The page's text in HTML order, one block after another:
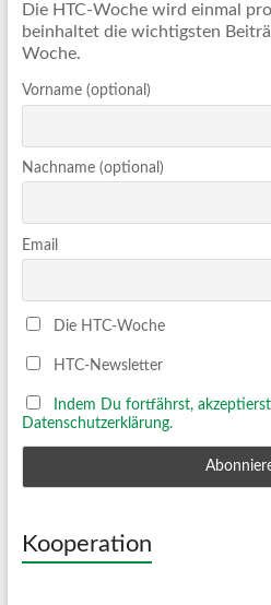
Die HTC-Woche wird einmal
beinhaltet die wichtigsten
Woche.
Vorname (optional)
Nachname (optional)
Email
Die HTC-Woche
HTC-Newsletter
Indem Du fortfährst,
Datenschutzerklärung.
Kooperation